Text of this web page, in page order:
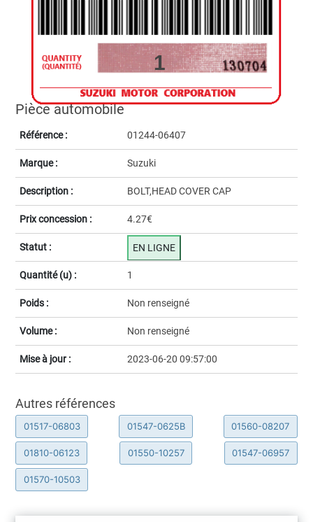
Pièce automobile
Référence : 01244-06407
Marque : Suzuki
Description : BOLT,HEAD COVER CAP
Prix concession : 4.27€
Statut : EN LIGNE
Quantité (u) : 1
Poids : Non renseigné
Volume : Non renseigné
Mise à jour : 2023-06-20 09:57:00
1
Autres références
01517-06803 01547-0625B 01560-08207
01810-06123 01550-10257 01547-06957
01570-10503